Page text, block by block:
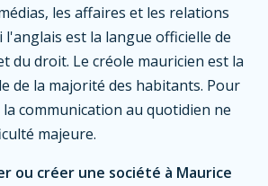
les affaires et les relations
l'anglais est la langue officielle de
du droit. Le créole mauricien est la
de la majorité des habitants. Pour
communication au quotidien ne
majeure.
ou créer une société à Maurice